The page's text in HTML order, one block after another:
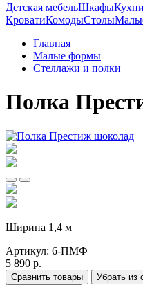
Детская мебельШкафыКухни
КроватиКомодыСтолы
Главная
Малые формы
Стеллажи и полки
Полка
Ширина 1,4 м
Артикул: 6-ПМФ
5 890 р.
Сравнить товары
Убрать из